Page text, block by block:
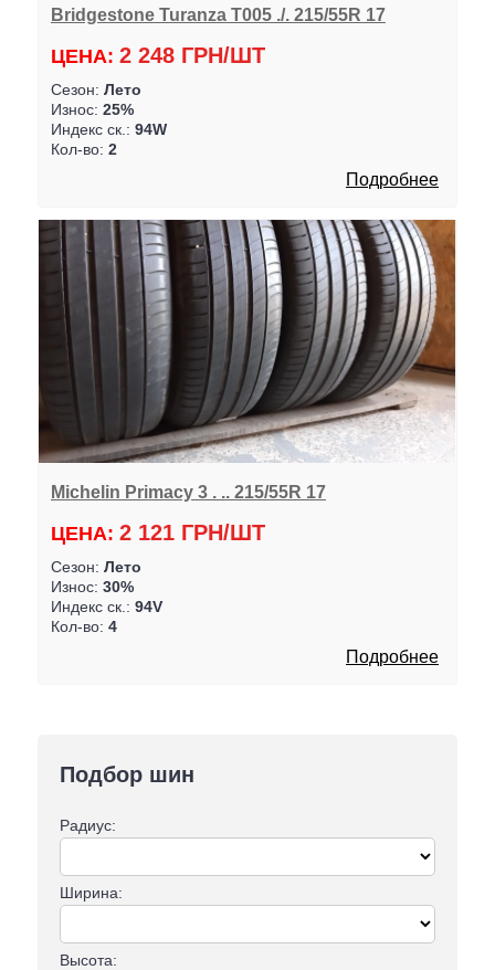
Подбор шин
Радиус:
Ширина:
Высота:
Bridgestone Turanza T005 ./. 215/55R 17
ЦЕНА: 2 248 ГРН/ШТ
Сезон: Лето
Износ: 25%
Индекс ск.: 94W
Кол-во: 2
Подробнее
Michelin Primacy 3 . .. 215/55R 17
ЦЕНА: 2 121 ГРН/ШТ
Сезон: Лето
Износ: 30%
Индекс ск.: 94V
Кол-во: 4
Подробнее